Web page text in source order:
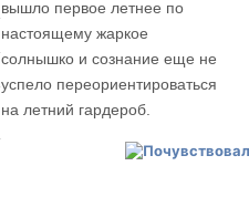
вышло первое летнее по
настоящему жаркое
солнышко и сознание еще не
успело переориентироваться
на летний гардероб.